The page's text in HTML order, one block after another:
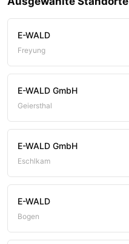
E-WALD
Freyung
E-WALD GmbH
Geiersthal
E-WALD GmbH
Eschlkam
E-WALD
Bogen